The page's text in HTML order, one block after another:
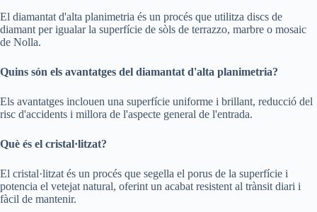
El diamantat d'alta planimetria és un procés que utilitza discs de
diamant per igualar la superfície de sòls de terrazzo, marbre o mosaic
de Nolla.
Quins són els avantatges del diamantat d'alta planimetria?
Els avantatges inclouen una superfície uniforme i brillant, reducció del
risc d'accidents i millora de l'aspecte general de l'entrada.
Què és el cristal·litzat?
El cristal·litzat és un procés que segella el porus de la superfície i
potencia el vetejat natural, oferint un acabat resistent al trànsit diari i
fàcil de mantenir.